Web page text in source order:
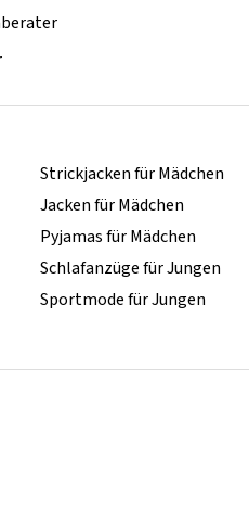
Strickjacken für Mädchen
Jacken für Mädchen
Pyjamas für Mädchen
Schlafanzüge für Jungen
Sportmode für Jungen